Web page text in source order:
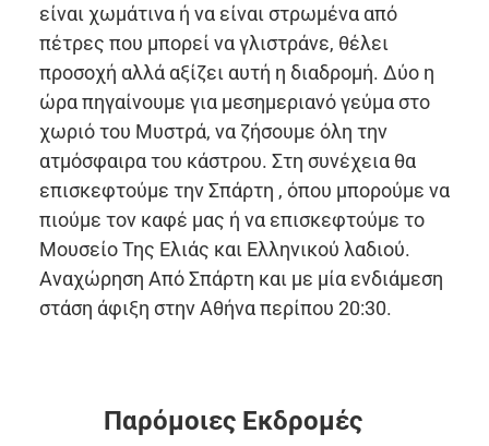
είναι χωμάτινα ή να είναι στρωμένα από
πέτρες που μπορεί να γλιστράνε, θέλει
προσοχή αλλά αξίζει αυτή η διαδρομή. Δύο η
ώρα πηγαίνουμε για μεσημεριανό γεύμα στο
χωριό του Μυστρά, να ζήσουμε όλη την
ατμόσφαιρα του κάστρου. Στη συνέχεια θα
επισκεφτούμε την Σπάρτη , όπου μπορούμε να
πιούμε τον καφέ μας ή να επισκεφτούμε το
Μουσείο Της Ελιάς και Ελληνικού λαδιού.
Αναχώρηση Από Σπάρτη και με μία ενδιάμεση
στάση άφιξη στην Αθήνα περίπου 20:30.
Παρόμοιες Εκδρομές